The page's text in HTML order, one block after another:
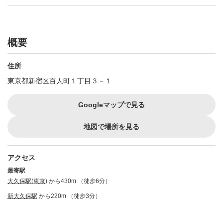
概要
住所
東京都新宿区百人町１丁目３－１
Googleマップで見る
地図で場所を見る
アクセス
最寄駅
大久保駅(東京) から430m （徒歩6分）
新大久保駅 から220m （徒歩3分）